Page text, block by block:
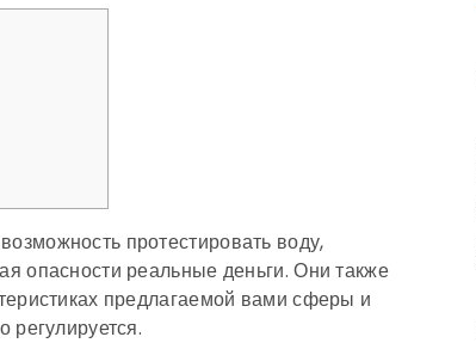
протестировать воду,
опасности реальные деньги. Они также
предлагаемой вами сферы и
регулируется.